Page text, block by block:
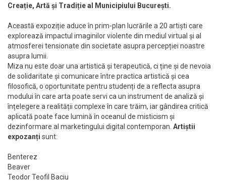
Creație, Artă și Tradiție al Municipiului București.
Această expoziție aduce în prim-plan lucrările a 20 artiști care
explorează impactul imaginilor violente din mediul virtual și al
atmosferei tensionate din societate asupra percepției noastre
asupra lumii.
Miza nu este doar una artistică și terapeutică, ci ține și de nevoia
de solidaritate și comunicare între practica artistică și cea
filosofică, o oportunitate pentru studenți de a reflecta asupra
modului în care arta poate servi ca un instrument de analiză și
înțelegere a realității complexe în care trăim, iar gândirea critică
aplicată poate face lumină în oceanul de misticism și
dezinformare al marketingului digital contemporan. Artiștii
expozanți sunt:
Benterez
Beaver
Teodor Teofil Baciu